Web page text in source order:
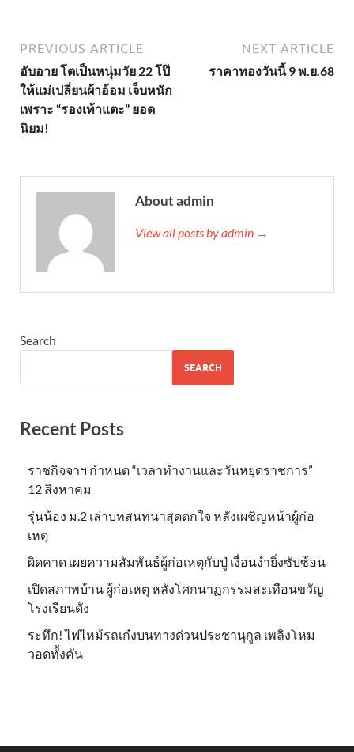
PREVIOUS ARTICLE
อับอาย โตเป็นหนุ่มวัย 22 โป๊
ให้แม่เปลี่ยนผ้าอ้อม เจ็บหนัก
เพราะ “รองเท้าแตะ” ยอด
นิยม!
NEXT ARTICLE
ราคาทองวันนี้ 9 พ.ย.68
About admin
View all posts by admin →
Search
SEARCH
Recent Posts
ราชกิจจาฯ กำหนด “เวลาทำงานและวันหยุดราชการ”
12 สิงหาคม
รุ่นน้อง ม.2 เล่าบทสนทนาสุดตกใจ หลังเผชิญหน้าผู้ก่อ
เหตุ
ผิดคาด เผยความสัมพันธ์ผู้ก่อเหตุกับปู่ เงื่อนงำยิ่งซับซ้อน
เปิดสภาพบ้าน ผู้ก่อเหตุ หลังโศกนาฏกรรมสะเทือนขวัญ
โรงเรียนดัง
ระทึก! ไฟไหม้รถเก๋งบนทางด่วนประชานุกูล เพลิงโหม
วอดทั้งคัน